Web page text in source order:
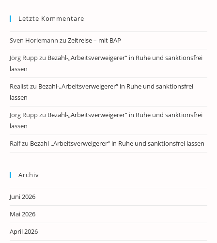
Letzte Kommentare
Sven Horlemann zu Zeitreise – mit BAP
Jörg Ruppzu Bezahl-„Arbeitsverweigerer“ in Ruhe und sanktionsfrei
lassen
Realistzu Bezahl-„Arbeitsverweigerer“ in Ruhe und sanktionsfrei
lassen
Jörg Ruppzu Bezahl-„Arbeitsverweigerer“ in Ruhe und sanktionsfrei
lassen
Ralfzu Bezahl-„Arbeitsverweigerer“ in Ruhe und sanktionsfrei lassen
Archiv
Juni 2026
Mai 2026
April 2026